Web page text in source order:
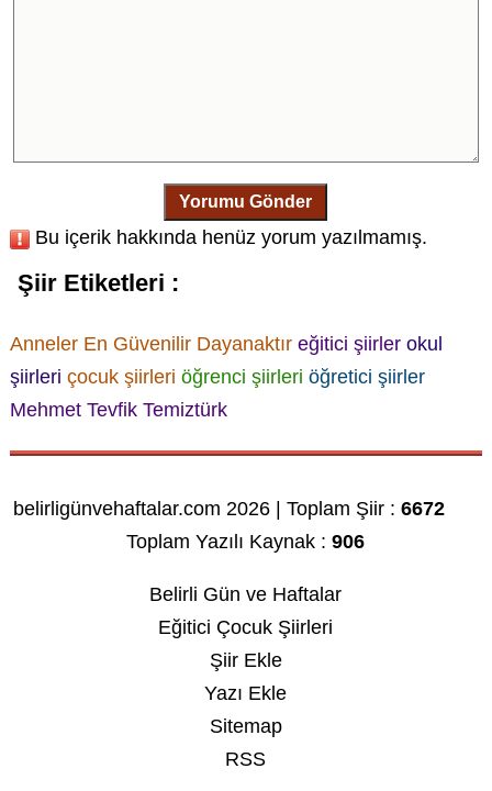
Yorumu Gönder
Bu içerik hakkında henüz yorum yazılmamış.
Şiir Etiketleri :
Anneler En Güvenilir Dayanaktır eğitici şiirler okul
şiirleri çocuk şiirleri öğrenci şiirleri öğretici şiirler
Mehmet Tevfik Temiztürk
belirligünvehaftalar.com 2026 | Toplam Şiir :6672
Toplam Yazılı Kaynak :906
Belirli Gün ve Haftalar
Eğitici Çocuk Şiirleri
Şiir Ekle
Yazı Ekle
Sitemap
RSS